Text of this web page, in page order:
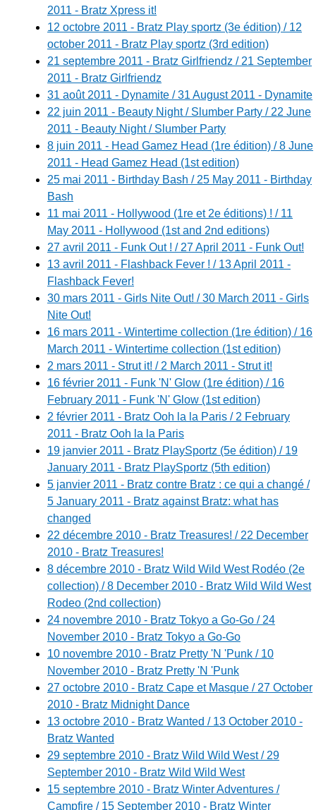
2011 - Bratz Xpress it!
12 octobre 2011 - Bratz Play sportz (3e édition) / 12
october 2011 - Bratz Play sportz (3rd edition)
21 septembre 2011 - Bratz Girlfriendz / 21 September
2011 - Bratz Girlfriendz
31 août 2011 - Dynamite / 31 August 2011 - Dynamite
22 juin 2011 - Beauty Night / Slumber Party / 22 June
2011 - Beauty Night / Slumber Party
8 juin 2011 - Head Gamez Head (1re édition) / 8 June
2011 - Head Gamez Head (1st edition)
25 mai 2011 - Birthday Bash / 25 May 2011 - Birthday
Bash
11 mai 2011 - Hollywood (1re et 2e éditions) ! / 11
May 2011 - Hollywood (1st and 2nd editions)
27 avril 2011 - Funk Out ! / 27 April 2011 - Funk Out!
13 avril 2011 - Flashback Fever ! / 13 April 2011 -
Flashback Fever!
30 mars 2011 - Girls Nite Out! / 30 March 2011 - Girls
Nite Out!
16 mars 2011 - Wintertime collection (1re édition) / 16
March 2011 - Wintertime collection (1st edition)
2 mars 2011 - Strut it! / 2 March 2011 - Strut it!
16 février 2011 - Funk 'N' Glow (1re édition) / 16
February 2011 - Funk 'N' Glow (1st edition)
2 février 2011 - Bratz Ooh la la Paris / 2 February
2011 - Bratz Ooh la la Paris
19 janvier 2011 - Bratz PlaySportz (5e édition) / 19
January 2011 - Bratz PlaySportz (5th edition)
5 janvier 2011 - Bratz contre Bratz : ce qui a changé /
5 January 2011 - Bratz against Bratz: what has
changed
22 décembre 2010 - Bratz Treasures! / 22 December
2010 - Bratz Treasures!
8 décembre 2010 - Bratz Wild Wild West Rodéo (2e
collection) / 8 December 2010 - Bratz Wild Wild West
Rodeo (2nd collection)
24 novembre 2010 - Bratz Tokyo a Go-Go / 24
November 2010 - Bratz Tokyo a Go-Go
10 novembre 2010 - Bratz Pretty 'N 'Punk / 10
November 2010 - Bratz Pretty 'N 'Punk
27 octobre 2010 - Bratz Cape et Masque / 27 October
2010 - Bratz Midnight Dance
13 octobre 2010 - Bratz Wanted / 13 October 2010 -
Bratz Wanted
29 septembre 2010 - Bratz Wild Wild West / 29
September 2010 - Bratz Wild Wild West
15 septembre 2010 - Bratz Winter Adventures /
Campfire / 15 September 2010 - Bratz Winter